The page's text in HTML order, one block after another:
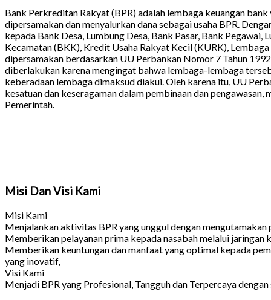
Bank Perkreditan Rakyat (BPR) adalah lembaga keuangan
dipersamakan dan menyalurkan dana sebagai usaha BPR.
kepada Bank Desa, Lumbung Desa, Bank Pasar, Bank
Kecamatan (BKK), Kredit Usaha Rakyat Kecil (KURK),
dipersamakan berdasarkan UU Perbankan Nomor 7 Tahun
diberlakukan karena mengingat bahwa lembaga-lembaga
keberadaan lembaga dimaksud diakui. Oleh karena itu, UU
kesatuan dan keseragaman dalam pembinaan dan
Pemerintah.
Misi Dan Visi Kami
Misi Kami
Menjalankan aktivitas BPR yang unggul dengan
Memberikan pelayanan prima kepada nasabah melalui jaringan
Memberikan keuntungan dan manfaat yang optimal kepada
yang inovatif,
Visi Kami
Menjadi BPR yang Profesional, Tangguh dan Terpercaya